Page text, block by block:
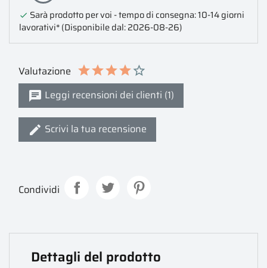
 Sarà prodotto per voi - tempo di consegna: 10-14 giorni
lavorativi*(Disponibile dal: 2026-08-26)
Valutazione
Leggi recensioni dei clienti (1)
Scrivi la tua recensione
Condividi
Dettagli del prodotto